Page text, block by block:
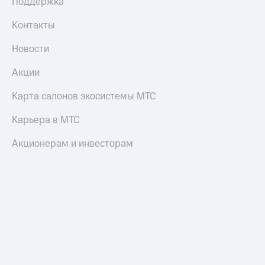
Акции
скидки
Контакты
Новости
Акции
Карта салонов экосистемы МТС
Карьера в МТС
Акционерам и инвесторам